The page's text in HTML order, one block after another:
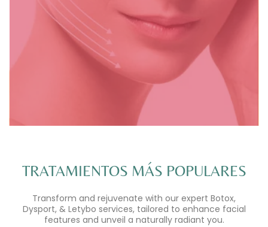
TRATAMIENTOS MÁS POPULARES
Transform and rejuvenate with our expert Botox,
Dysport, & Letybo services, tailored to enhance facial
features and unveil a naturally radiant you.